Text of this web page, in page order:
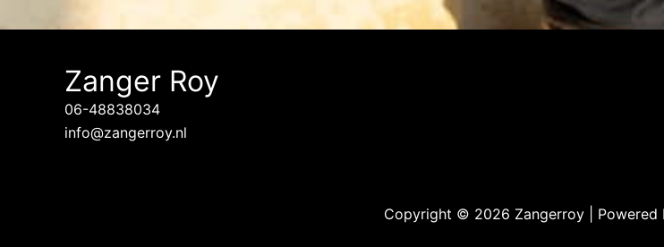
Zanger Roy
06-48838034
info@zangerroy.nl
Copyright © 2026 Zangerroy | Powered